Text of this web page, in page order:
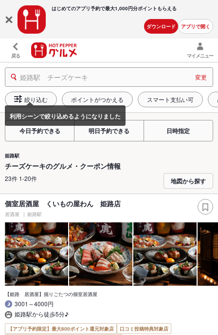
はじめてのアプリ予約で最大1,000円分ポイントもらえる
ダウンロード アプリで開く
戻る マイメニュー
姫路駅 チーズケーキ 変更
絞り込む ポイントがつかえる スマート支払い可
今日予約できる 明日予約できる 日時指定
姫路駅
チーズケーキのグルメ・クーポン情報
23件 1-20件 地図から探す
個室居酒屋 くいもの屋わん 姫路店
居酒屋 姫路駅
【姫路 居酒屋】掘りごたつの個室居酒屋
3001～4000円
姫路駅から徒歩5分♪
【アプリ予約限定】最大800ポイント還元対象店
口コミ投稿特典対象店